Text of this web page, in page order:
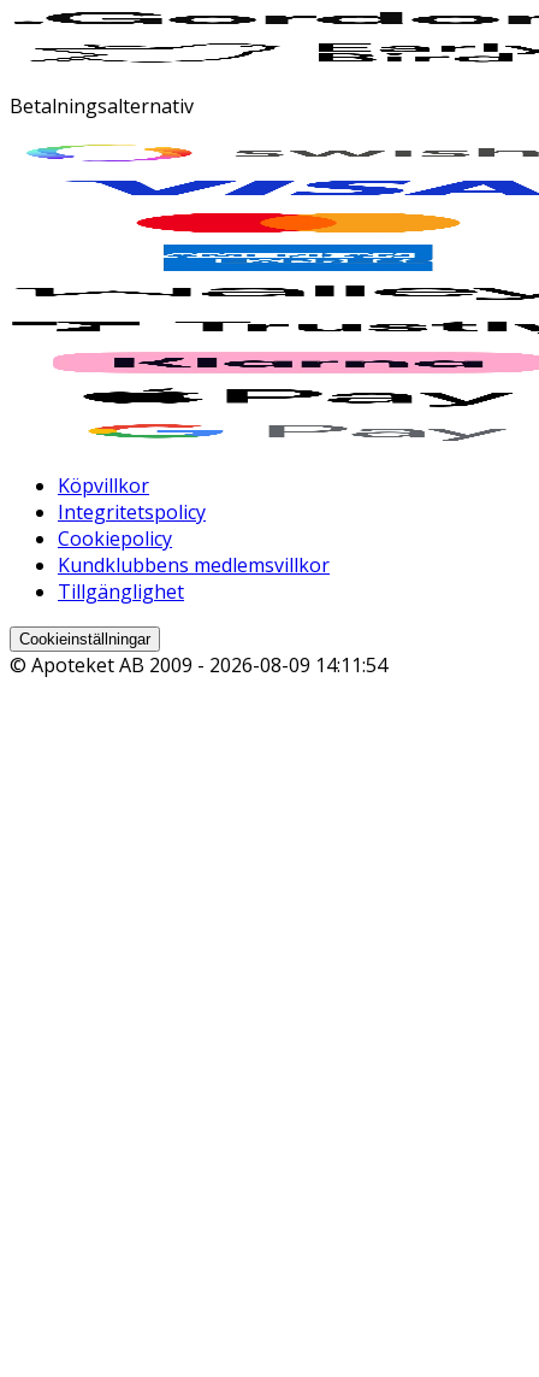
Betalningsalternativ
Köpvillkor
Integritetspolicy
Cookiepolicy
Kundklubbens medlemsvillkor
Tillgänglighet
Cookieinställningar
© Apoteket AB 2009 - 2026-08-09 14:11:54